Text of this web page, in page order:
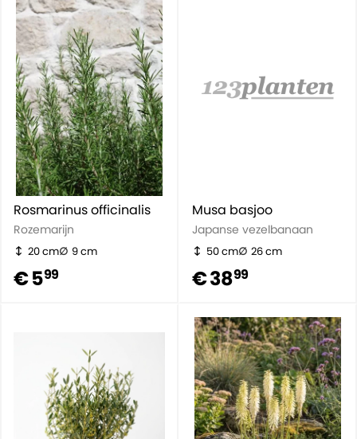
Rosmarinus officinalis
Rozemarijn
20 cm 9 cm
€ 599
Musa basjoo
Japanse vezelbanaan
50 cm 26 cm
€ 3899